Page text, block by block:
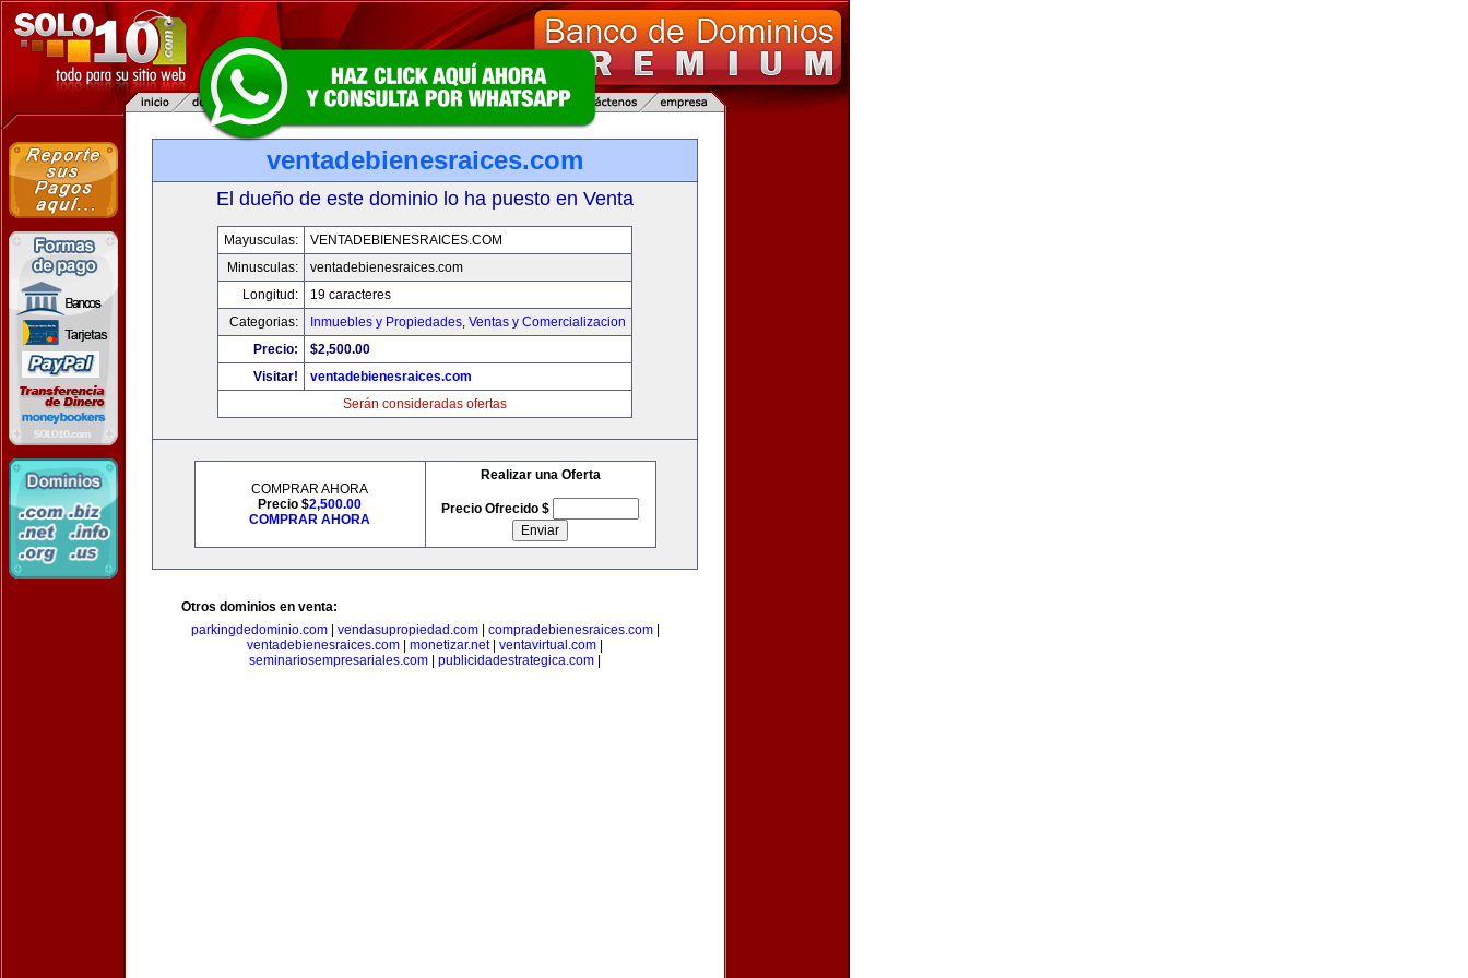
ventadebienesraices.com
El dueño de este dominio lo ha puesto en Venta
Mayusculas:
VENTADEBIENESRAICES.COM
Minusculas:
ventadebienesraices.com
Longitud:
19 caracteres
Categorias:
Inmuebles y Propiedades, Ventas y Comercializacion
Precio:
$2,500.00
Visitar!
ventadebienesraices.com
Serán consideradas ofertas
COMPRAR AHORA
Precio $2,500.00
COMPRAR AHORA
Realizar una Oferta
Precio Ofrecido $
Otros dominios en venta:
parkingdedominio.com| vendasupropiedad.com| compradebienesraices.com|
ventadebienesraices.com
monetizar.net| ventavirtual.com
seminariosempresariales.com
publicidadestrategica.com